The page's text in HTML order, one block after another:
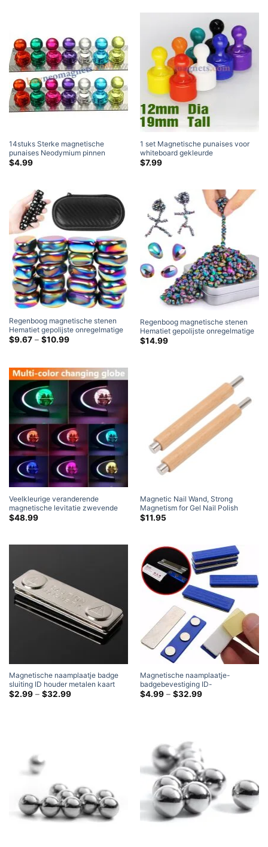
14stuks Sterke magnetische
punaises Neodymium pinnen
Koelkastmagneten Onderwijs
$4.99
1 set Magnetische punaises voor
whiteboard gekleurde
kegelmagneten (12mm diameter x
$7.99
Regenboog magnetische stenen
Hematiet gepolijste onregelmatige
magneet (Groot)
$9.67 – $10.99Prijsklasse:
Regenboog magnetische stenen
Hematiet gepolijste onregelmatige
magneet, Magneetspeelgoed
$14.99
Veelkleurige veranderende
magnetische levitatie zwevende
wereldbol met LED-verlichting,
$48.99
Magnetic Nail Wand, Strong
Magnetism for Gel Nail Polish
Highly Magnetic Pen Tool for
$11.95
Magnetische naamplaatje badge
sluiting ID houder metalen kaart
sterke magneet
$2.99 – $32.99Prijsklasse:
Magnetische naamplaatje-
badgebevestiging ID-
houdermagneet Sterke
$4.99 – $32.99Prijsklasse: